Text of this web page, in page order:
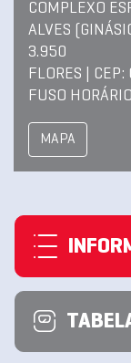
COMPLEXO
ALVES
3.950
FLORES |
FUSO
MAPA